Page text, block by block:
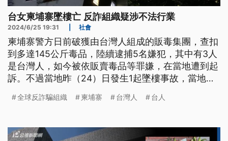
台女柬埔寨墜樓亡 反詐組織疑涉不法行業
2024/6/25 19:31 社會
柬埔寨警方日前破獲由台灣人組成的販毒集團，查扣
到多達145公斤毒品，陸續逮捕5名嫌犯，其中有3人
是台灣人，如今被依販賣毒品等罪嫌，在當地遭到起
訴。不過當地昨（24）日發生1起墜樓事故，當地媒
內有不少台灣居住人，但不願交代具體工作。台灣外
繫家屬。
全球反詐騙組織 柬埔寨 台灣人 台人